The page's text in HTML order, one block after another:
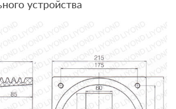
устройства